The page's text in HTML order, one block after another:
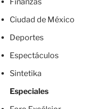
Finanzas
Ciudad de México
Deportes
Espectáculos
Sintetika
Especiales